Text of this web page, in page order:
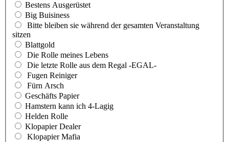
Bestens Ausgerüstet
Big Buisiness
Bitte bleiben sie während der gesamten Veranstaltung
sitzen
Blattgold
Die Rolle meines Lebens
Die letzte Rolle aus dem Regal -EGAL-
Fugen Reiniger
Fürn Arsch
Geschäfts Papier
Hamstern kann ich 4-Lagig
Helden Rolle
Klopapier Dealer
Klopapier Mafia